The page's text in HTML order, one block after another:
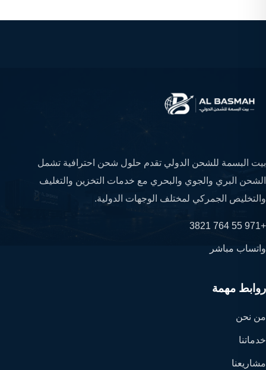
بيت البسمة للشحن الدولي تقدم حلول شحن احترافية تشمل
الشحن البري والجوي والبحري مع خدمات التخزين والتغليف
والتخليص الجمركي لمختلف الوجهات الدولية.
+971 55 764 3821
واتساب مباشر
روابط مهمة
من نحن
خدماتنا
مشاريعنا